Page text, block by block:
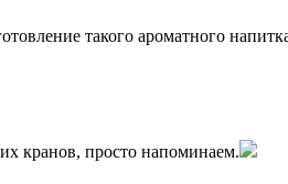
такого ароматного
кранов, просто напоминаем.